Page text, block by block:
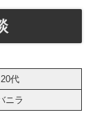
20代
ニラ